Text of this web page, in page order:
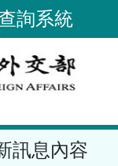
詢系統
訊息內容